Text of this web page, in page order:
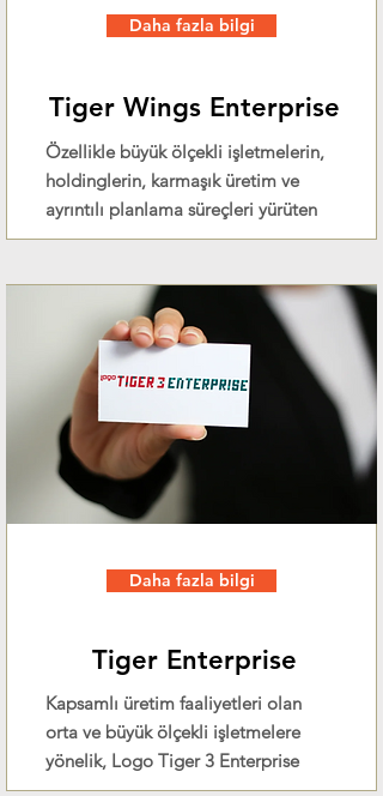
Daha fazla bilgi
Tiger Wings Enterprise
Özellikle büyük ölçekli işletmelerin,
holdinglerin, karmaşık üretim ve
ayrıntılı planlama süreçleri yürüten
Daha fazla bilgi
Tiger Enterprise
Kapsamlı üretim faaliyetleri olan
orta ve büyük ölçekli işletmelere
yönelik, Logo Tiger 3 Enterprise